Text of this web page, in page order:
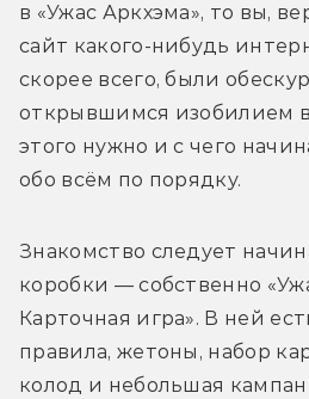
в «Ужас Аркхэма», то вы,
сайт какого-нибудь
скорее всего, были
открывшимся изобилием
этого нужно и с чего
обо всём по порядку.
Знакомство следует
коробки — собственно
Карточная игра». В ней
правила, жетоны, набор
колод и небольшая